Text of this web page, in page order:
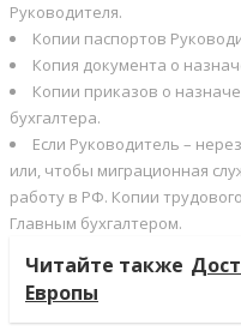
Руководителя.
Копии паспортов
Копия документа о
Копии приказов о
бухгалтера.
Если Руководитель –
или, чтобы миграционная
работу в РФ. Копии
Главным бухгалтером.
Читайте также
Европы